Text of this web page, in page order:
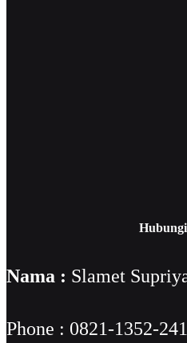
Nama : Slamet
Phone : 0821-1352-